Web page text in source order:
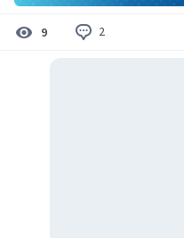
9 2